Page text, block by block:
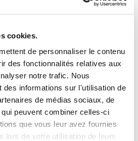
cookies.
de personnaliser le contenu
des fonctionnalités relatives aux
notre trafic. Nous
des informations sur l'utilisation de
de médias sociaux, de
peuvent combiner celles-ci
que vous leur avez fournies
lors de votre utilisation de leurs
107 2009
provenance
techniques
99,00 € TTC